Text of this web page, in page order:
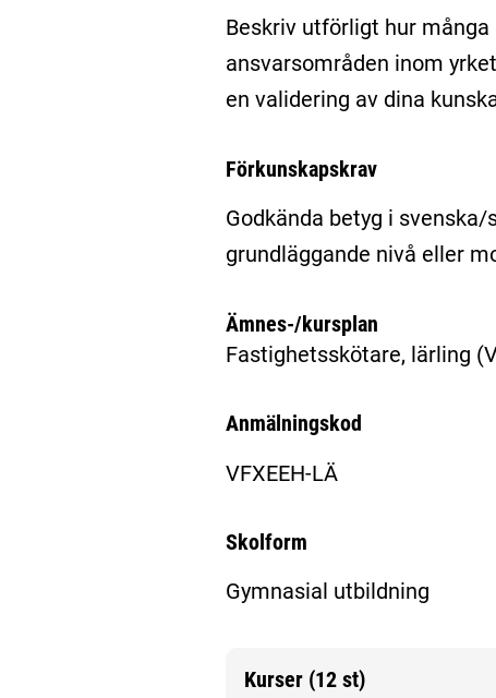
Beskriv utförligt hur
ansvarsområden inom
en validering av dina
Förkunskapskrav
Godkända betyg i
grundläggande nivå eller
Ämnes-/kursplan
Fastighetsskötare, lärling
Anmälningskod
VFXEEH-LÄ
Skolform
Gymnasial utbildning
Kurser (12 st)